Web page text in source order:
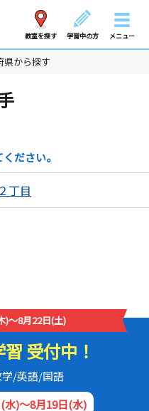
教室を探す 学習中の方 メニュー
県から探す
ださい。
２丁目
)～8月22日(土)
受付中！
学/英語/国語
水)～8月19日(水)